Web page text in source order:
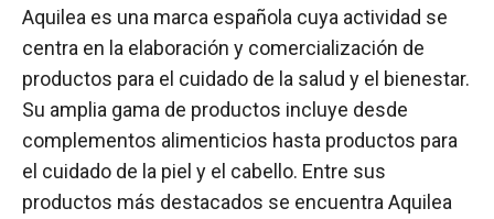
Aquilea es una marca española cuya actividad se
centra en la elaboración y comercialización de
productos para el cuidado de la salud y el bienestar.
Su amplia gama de productos incluye desde
complementos alimenticios hasta productos para
el cuidado de la piel y el cabello. Entre sus
productos más destacados se encuentra Aquilea